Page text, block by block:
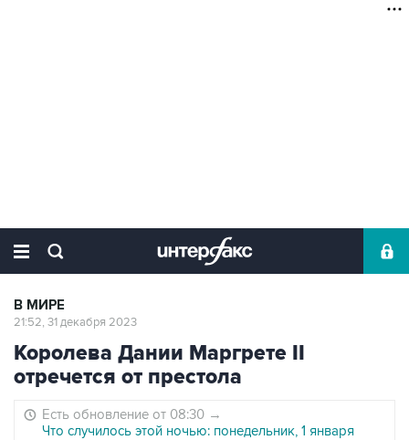
В МИРЕ
21:52, 31 декабря 2023
Королева Дании Маргрете II
отречется от престола
Есть обновление от 08:30 →
Что случилось этой ночью: понедельник, 1 января